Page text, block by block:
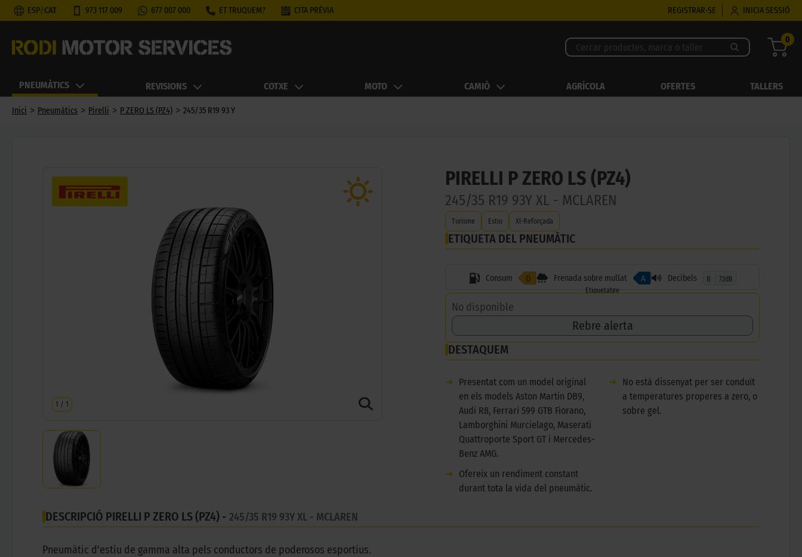
ESP/CAT 973 117 009 677 007 000 ET TRUQUEM? CITA PRÈVIA REGISTRAR-SE INICIA SESSIÓ
0
PNEUMÀTICS REVISIONS COTXE MOTO CAMIÓ AGRÍCOLA OFERTES TALLERS
Inici > Pneumàtics > Pirelli > P ZERO LS (PZ4) > 245/35 R19 93 Y
1 / 1
PIRELLI P ZERO LS (PZ4)
245/35 R19 93Y XL - MCLAREN
Turisme Estiu Xl-Reforçada
ETIQUETA DEL PNEUMÀTIC
Consum D Frenada sobre mullat A Decibels B
72dB
Etiquetatge
No disponible
Rebre alerta
DESTAQUEM
➜
Presentat com un model original
en els models Aston Martin DB9,
Audi R8, Ferrari 599 GTB Fiorano,
Lamborghini Murcielago, Maserati
Quattroporte Sport GT i Mercedes-
Benz AMG.
➜
No està dissenyat per ser conduït
a temperatures properes a zero, o
sobre gel.
➜
Ofereix un rendiment constant
durant tota la vida del pneumàtic.
DESCRIPCIÓ PIRELLI P ZERO LS (PZ4) - 245/35 R19 93Y XL - MCLAREN
Pneumàtic d'estiu de gamma alta pels conductors de poderosos esportius.